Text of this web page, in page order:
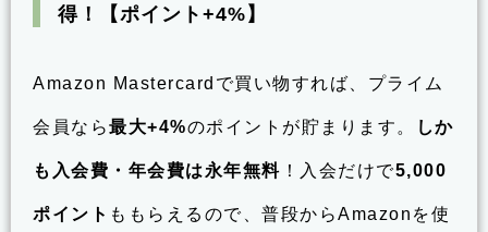
得！【ポイント+4%】
Amazon Mastercardで買い物すれば、プライム
会員なら最大+4%のポイントが貯まります。 しか
も入会費・年会費は永年無料 ！入会だけで5,000
ポイント ももらえるので、普段からAmazonを使